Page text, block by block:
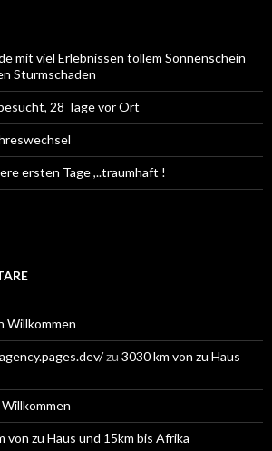
mit viel Erlebnissen tollem Sonnenschein
Sturmschaden
28 Tage vor Ort
ersten Tage ,..traumhaft !
Willkommen
zu 3030 km von zu Haus
von zu Haus und 15km bis Afrika